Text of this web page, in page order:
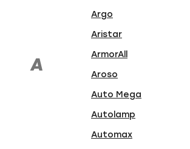
A
Argo
Aristar
ArmorAll
Aroso
Auto Mega
Autolamp
Automax